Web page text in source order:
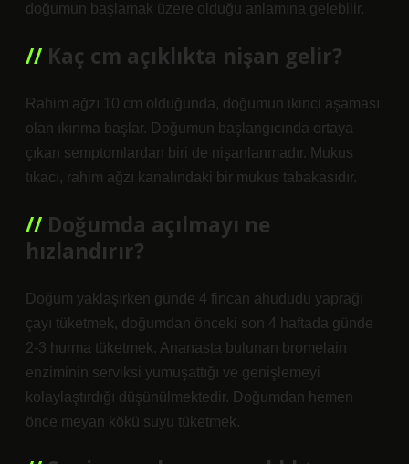
doğumun başlamak üzere olduğu anlamına gelebilir.
Kaç cm açıklıkta nişan gelir?
Rahim ağzı 10 cm olduğunda, doğumun ikinci aşaması
olan ıkınma başlar. Doğumun başlangıcında ortaya
çıkan semptomlardan biri de nişanlanmadır. Mukus
tıkacı, rahim ağzı kanalındaki bir mukus tabakasıdır.
Doğumda açılmayı ne
hızlandırır?
Doğum yaklaşırken günde 4 fincan ahududu yaprağı
çayı tüketmek, doğumdan önceki son 4 haftada günde
2-3 hurma tüketmek. Ananasta bulunan bromelain
enziminin serviksi yumuşattığı ve genişlemeyi
kolaylaştırdığı düşünülmektedir. Doğumdan hemen
önce meyan kökü suyu tüketmek.